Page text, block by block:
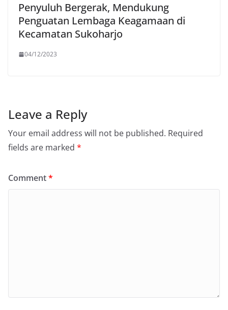
Penyuluh Bergerak, Mendukung
Penguatan Lembaga Keagamaan di
Kecamatan Sukoharjo
04/12/2023
Leave a Reply
Your email address will not be published. Required
fields are marked *
Comment*